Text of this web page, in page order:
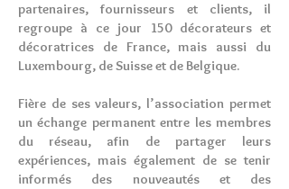
partenaires, fournisseurs et clients, il
regroupe à ce jour 150 décorateurs et
décoratrices de France, mais aussi du
Luxembourg, de Suisse et de Belgique.
Fière de ses valeurs, l’association permet
un échange permanent entre les membres
du réseau, afin de partager leurs
expériences, mais également de se tenir
informés des nouveautés et des